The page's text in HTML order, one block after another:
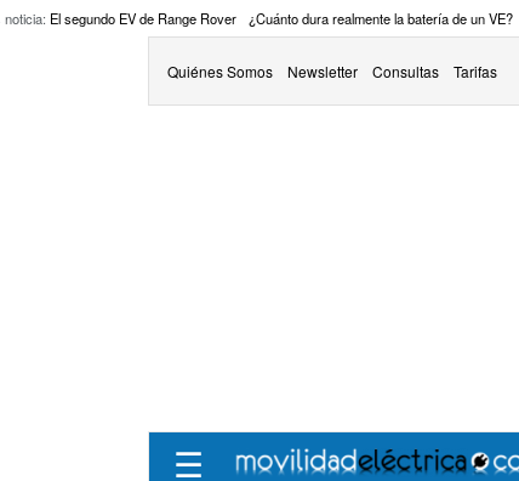
noticia: El segundo EV de Range Rover ¿Cuánto dura realmente la batería de un VE?
Quiénes Somos Newsletter Consultas Tarifas
☰